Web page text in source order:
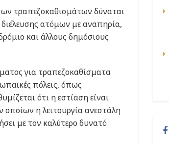
τραπεζοκαθισμάτων δύναται
ατόμων με αναπηρία,
και άλλους δημόσιους
για τραπεζοκαθίσματα
πόλεις, όπως
ότι η εστίαση είναι
η λειτουργία ανεστάλη
με τον καλύτερο δυνατό